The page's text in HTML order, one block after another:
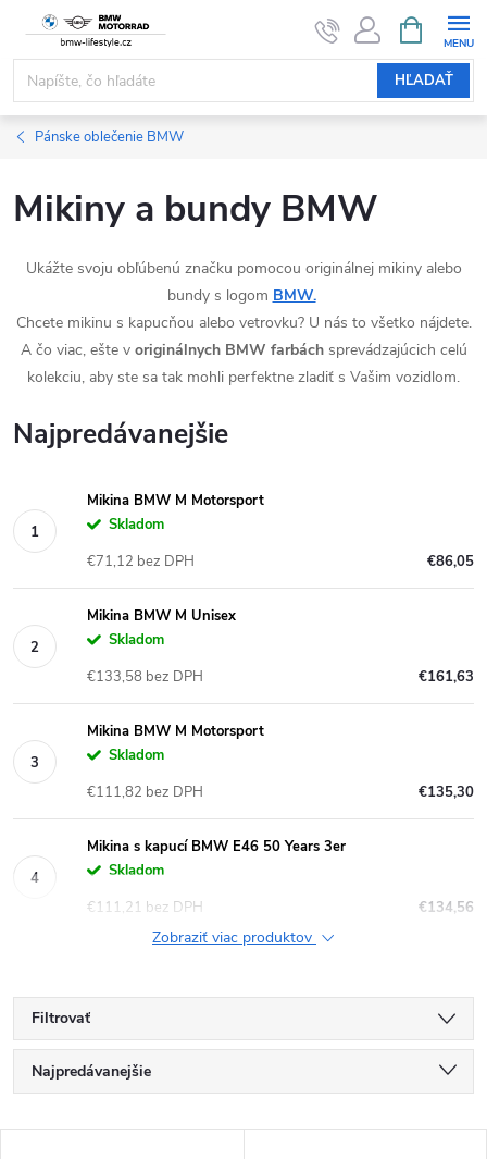
obsah
HĽADAŤ
KOŠÍK
Pánske oblečenie BMW
Mikiny a bundy BMW
Ukážte svoju obľúbenú značku pomocou originálnej mikiny alebo
bundy s logom BMW.
Chcete mikinu s kapucňou alebo vetrovku? U nás to všetko nájdete.
A čo viac, ešte v originálnych BMW farbáchsprevádzajúcich celú
kolekciu, aby ste sa tak mohli perfektne zladiť s Vašim vozidlom.
Najpredávanejšie
Mikina BMW M Motorsport
Skladom
€86,05
€71,12 bez DPH
Mikina BMW M Unisex
Skladom
€161,63
€133,58 bez DPH
Mikina BMW M Motorsport
Skladom
€135,30
€111,82 bez DPH
Mikina s kapucí BMW E46 50 Years 3er
Skladom
€134,56
€111,21 bez DPH
Zobraziť viac produktov
Filtrovať
R
a
Najpredávanejšie